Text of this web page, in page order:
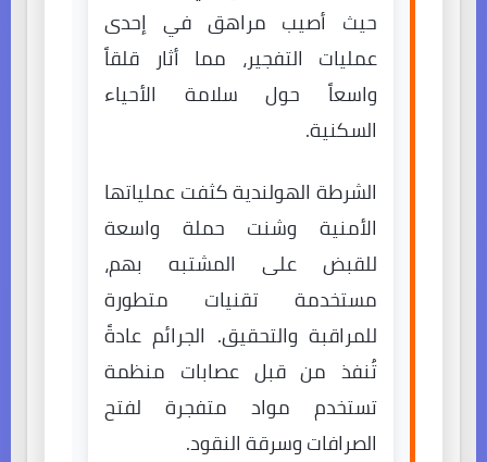
حيث أصيب مراهق في إحدى
عمليات التفجير، مما أثار قلقاً
واسعاً حول سلامة الأحياء
السكنية.
الشرطة الهولندية كثفت عملياتها
الأمنية وشنت حملة واسعة
للقبض على المشتبه بهم،
مستخدمة تقنيات متطورة
للمراقبة والتحقيق. الجرائم عادةً
تُنفذ من قبل عصابات منظمة
تستخدم مواد متفجرة لفتح
الصرافات وسرقة النقود.